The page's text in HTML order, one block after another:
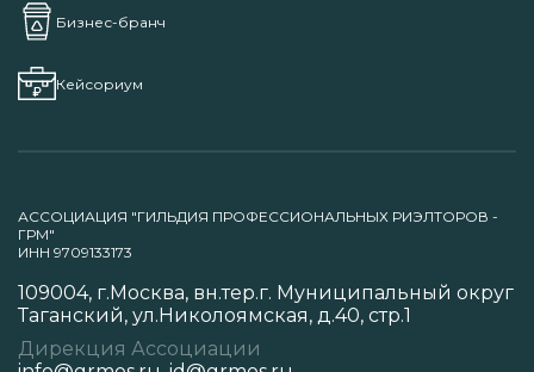
Бизнес-бранч
Кейсориум
АССОЦИАЦИЯ "ГИЛЬДИЯ ПРОФЕССИОНАЛЬНЫХ РИЭЛТОРОВ -
ГРМ"
ИНН 9709133173
109004, г.Москва, вн.тер.г. Муниципальный округ
Таганский, ул.Николоямская, д.40, стр.1
Дирекция Ассоциации